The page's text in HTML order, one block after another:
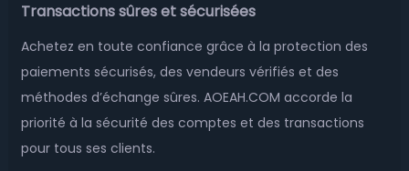
Transactions sûres et sécurisées
Achetez en toute confiance grâce à la protection des
paiements sécurisés, des vendeurs vérifiés et des
méthodes d’échange sûres. AOEAH.COM accorde la
priorité à la sécurité des comptes et des transactions
pour tous ses clients.